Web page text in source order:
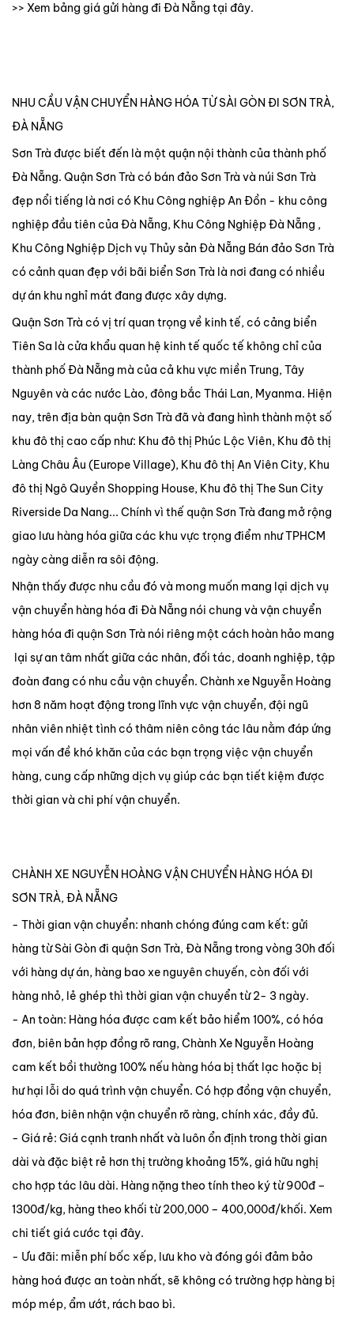
>> Xem bảng giá gửi hàng đi Đà Nẵng tại đây.
NHU CẦU VẬN CHUYỂN HÀNG HÓA TỪ SÀI GÒN ĐI SƠN TRÀ,
ĐÀ NẴNG
Sơn Trà được biết đến là một quận nội thành của thành phố
Đà Nẵng. Quận Sơn Trà có bán đảo Sơn Trà và núi Sơn Trà
đẹp nổi tiếng là nơi có Khu Công nghiệp An Đồn - khu công
nghiệp đầu tiên của Đà Nẵng, Khu Công Nghiệp Đà Nẵng ,
Khu Công Nghiệp Dịch vụ Thủy sản Đà Nẵng Bán đảo Sơn Trà
có cảnh quan đẹp với bãi biển Sơn Trà là nơi đang có nhiều
dự án khu nghỉ mát đang được xây dựng.
Quận Sơn Trà có vị trí quan trọng về kinh tế, có cảng biển
Tiên Sa là cửa khẩu quan hệ kinh tế quốc tế không chỉ của
thành phố Đà Nẵng mà của cả khu vực miền Trung, Tây
Nguyên và các nước Lào, đông bắc Thái Lan, Myanma. Hiện
nay, trên địa bàn quận Sơn Trà đã và đang hình thành một số
khu đô thị cao cấp như: Khu đô thị Phúc Lộc Viên, Khu đô thị
Làng Châu Âu (Europe Village), Khu đô thị An Viên City, Khu
đô thị Ngô Quyền Shopping House, Khu đô thị The Sun City
Riverside Da Nang... Chính vì thế quận Sơn Trà đang mở rộng
giao lưu hàng hóa giữa các khu vực trọng điểm như TPHCM
ngày càng diễn ra sôi động.
Nhận thấy được nhu cầu đó và mong muốn mang lại dịch vụ
vận chuyển hàng hóa đi Đà Nẵng nói chung và vận chuyển
hàng hóa đi quận Sơn Trà nói riêng một cách hoàn hảo mang
lại sự an tâm nhất giữa các nhân, đối tác, doanh nghiệp, tập
đoàn đang có nhu cầu vận chuyển. Chành xe Nguyễn Hoàng
hơn 8 năm hoạt động trong lĩnh vực vận chuyển, đội ngũ
nhân viên nhiệt tình có thâm niên công tác lâu nằm đáp ứng
mọi vấn đề khó khăn của các bạn trọng việc vận chuyển
hàng, cung cấp những dịch vụ giúp các bạn tiết kiệm được
thời gian và chi phí vận chuyển.
CHÀNH XE NGUYỄN HOÀNG VẬN CHUYỂN HÀNG HÓA ĐI
SƠN TRÀ, ĐÀ NẴNG
- Thời gian vận chuyển: nhanh chóng đúng cam kết: gửi
hàng từ Sài Gòn đi quận Sơn Trà, Đà Nẵng trong vòng 30h đối
với hàng dự án, hàng bao xe nguyên chuyến, còn đối với
hàng nhỏ, lẻ ghép thì thời gian vận chuyển từ 2- 3 ngày.
- An toàn: Hàng hóa được cam kết bảo hiểm 100%, có hóa
đơn, biên bản hợp đồng rõ rang, Chành Xe Nguyễn Hoàng
cam kết bồi thường 100% nếu hàng hóa bị thất lạc hoặc bị
hư hại lỗi do quá trình vận chuyển. Có hợp đồng vận chuyển,
hóa đơn, biên nhận vận chuyển rõ ràng, chính xác, đầy đủ.
- Giá rẻ: Giá cạnh tranh nhất và luôn ổn định trong thời gian
dài và đặc biệt rẻ hơn thị trường khoảng 15%, giá hữu nghị
cho hợp tác lâu dài. Hàng nặng theo tính theo ký từ 900đ –
1300đ/kg, hàng theo khối từ 200,000 – 400,000đ/khối. Xem
chi tiết giá cước tại đây.
- Ưu đãi: miễn phí bốc xếp, lưu kho và đóng gói đảm bảo
hàng hoá được an toàn nhất, sẽ không có trường hợp hàng bị
móp mép, ẩm ướt, rách bao bì.